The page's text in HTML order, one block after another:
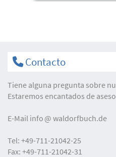
Contacto
Tiene alguna pregunta sobre
Estaremos encantados de
E-Mail info waldorfbuch.de
Tel: +49-711-21042-25
Fax: +49-711-21042-31